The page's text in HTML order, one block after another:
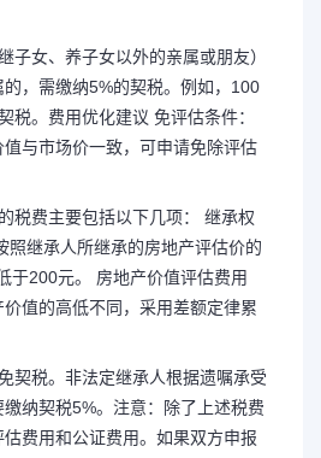
子女、养子女以外的亲属或朋友）
，需缴纳5%的契税。例如，100
税。费用优化建议 免评估条件：
与市场价一致，可申请免除评估
税费主要包括以下几项： 继承权
照继承人所继承的房地产评估价的
于200元。 房地产价值评估费用
值的高低不同，采用差额定律累
契税。非法定继承人根据遗嘱承受
纳契税5%。注意：除了上述税费
费用和公证费用。如果双方申报
涉及营业税，法定情
税收费用。